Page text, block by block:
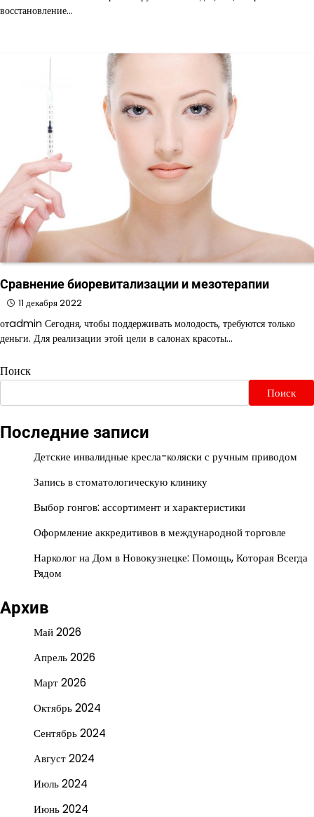
восстановление…
Сравнение биоревитализации и мезотерапии
11 декабря 2022
отadmin Сегодня, чтобы поддерживать молодость, требуются только
деньги. Для реализации этой цели в салонах красоты…
Поиск
Поиск
Последние записи
Детские инвалидные кресла-коляски с ручным приводом
Запись в стоматологическую клинику
Выбор гонгов: ассортимент и характеристики
Оформление аккредитивов в международной торговле
Нарколог на Дом в Новокузнецке: Помощь, Которая Всегда
Рядом
Архив
Май 2026
Апрель 2026
Март 2026
Октябрь 2024
Сентябрь 2024
Август 2024
Июль 2024
Июнь 2024